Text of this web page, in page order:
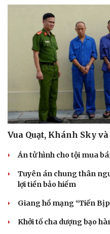
Vua Quạt, Khánh Sky
Án tử hình cho tội mua
Tuyên án chung thân
lợi tiền bảo hiểm
Giang hồ mạng “Tiến
Khởi tố cha dượng bạo